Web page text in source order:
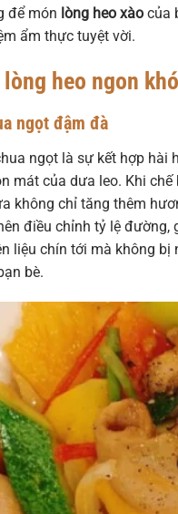
để món lòng heo xào của
ẩm thực tuyệt vời.
lòng heo ngon
ngọt đậm đà
ngọt là sự kết hợp hài
mát của dưa leo. Khi
không chỉ tăng thêm
điều chỉnh tỷ lệ
liệu chín tới mà không
bè.